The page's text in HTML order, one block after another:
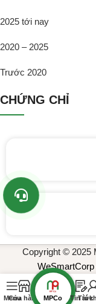
2025 tới nay
2020 – 2025
Trước 2020
CHỨNG CHỈ
Copyright © 2025
WeSmartCorp
Menu
Cửa hàng MPCo Tin tức
Tài